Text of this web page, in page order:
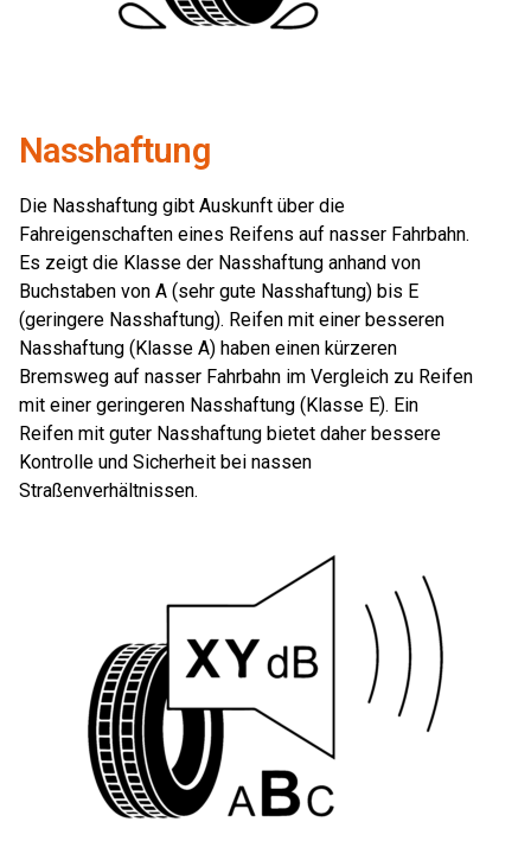
Nasshaftung
Die Nasshaftung gibt Auskunft über die
Fahreigenschaften eines Reifens auf nasser Fahrbahn.
Es zeigt die Klasse der Nasshaftung anhand von
Buchstaben von A (sehr gute Nasshaftung) bis E
(geringere Nasshaftung). Reifen mit einer besseren
Nasshaftung (Klasse A) haben einen kürzeren
Bremsweg auf nasser Fahrbahn im Vergleich zu Reifen
mit einer geringeren Nasshaftung (Klasse E). Ein
Reifen mit guter Nasshaftung bietet daher bessere
Kontrolle und Sicherheit bei nassen
Straßenverhältnissen.